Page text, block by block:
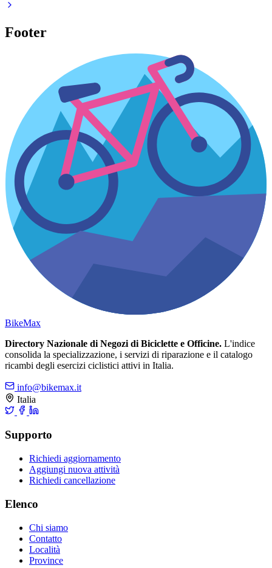
Footer
BikeMax
Directory Nazionale di Negozi di Biciclette e Officine. L'indice
consolida la specializzazione, i servizi di riparazione e il catalogo
ricambi degli esercizi ciclistici attivi in Italia.
info@bikemax.it
Italia
Supporto
Richiedi aggiornamento
Aggiungi nuova attività
Richiedi cancellazione
Elenco
Chi siamo
Contatto
Località
Province